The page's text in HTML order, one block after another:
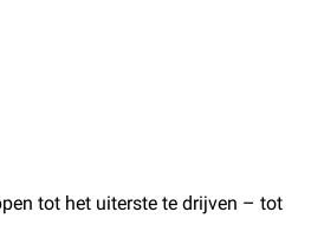
tot het uiterste te drijven – tot